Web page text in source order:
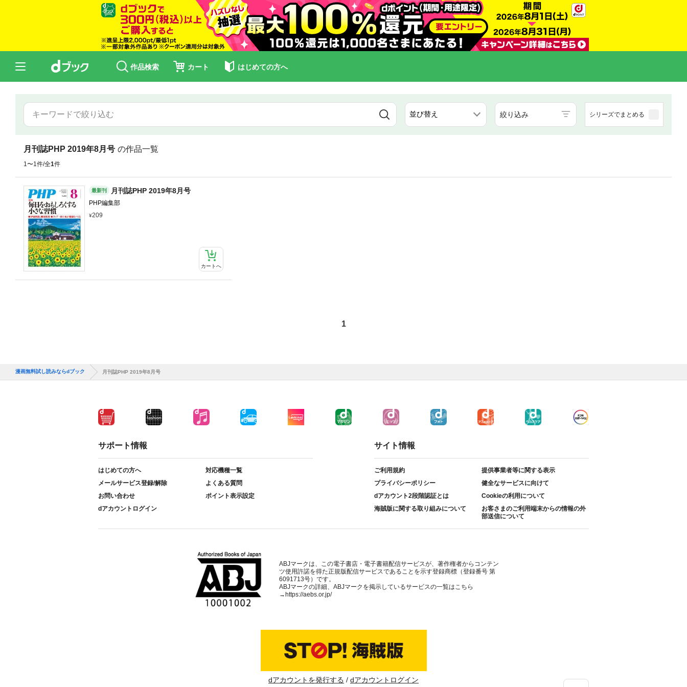
作品検索 カート はじめての方へ
絞り込み シリーズでまとめる
月刊誌PHP 2019年8月号 の作品一覧
1〜1件/全1件
最新刊 月刊誌PHP 2019年8月号
PHP編集部
209
カートへ
1
漫画無料試し読みならdブック 月刊誌PHP 2019年8月号
サポート情報
はじめての方へ
対応機種一覧
メールサービス登録/解除
よくある質問
お問い合わせ
ポイント表示設定
dアカウントログイン
サイト情報
ご利用規約
提供事業者等に関する表示
プライバシーポリシー
健全なサービスに向けて
dアカウント2段階認証とは
Cookieの利用について
海賊版に関する取り組みについて
お客さまのご利用端末からの情報の外
部送信について
ABJマークは、この電子書店・電子書籍配信サービスが、著作権者からコンテン
ツ使用許諾を得た正規版配信サービスであることを示す登録商標（登録番号 第
6091713号）です。
ABJマークの詳細、ABJマークを掲示しているサービスの一覧はこちら
→https://aebs.or.jp/
dアカウントを発行する dアカウントログイン